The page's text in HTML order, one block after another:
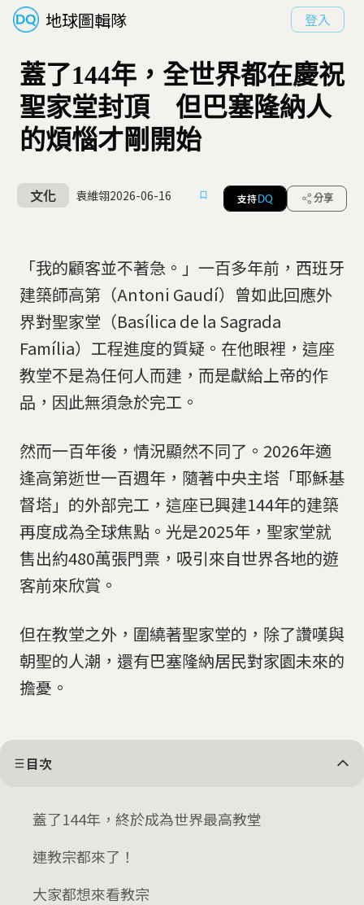
地球圖輯隊 登入
蓋了144年，全世界都在慶祝
聖家堂封頂 但巴塞隆納人
的煩惱才剛開始
文化 袁維翎2026-06-16 支持 DQ 分享
「我的顧客並不著急。」一百多年前，西班牙
建築師高第（Antoni Gaudí）曾如此回應外
界對聖家堂（Basílica de la Sagrada
Família）工程進度的質疑。在他眼裡，這座
教堂不是為任何人而建，而是獻給上帝的作
品，因此無須急於完工。
然而一百年後，情況顯然不同了。2026年適
逢高第逝世一百週年，隨著中央主塔「耶穌基
督塔」的外部完工，這座已興建144年的建築
再度成為全球焦點。光是2025年，聖家堂就
售出約480萬張門票，吸引來自世界各地的遊
客前來欣賞。
但在教堂之外，圍繞著聖家堂的，除了讚嘆與
朝聖的人潮，還有巴塞隆納居民對家園未來的
擔憂。
目次
蓋了144年，終於成為世界最高教堂
連教宗都來了！
大家都想來看教宗